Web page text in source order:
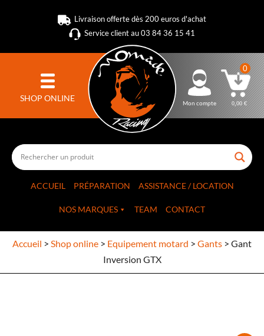
Livraison offerte dès 200 euros d'achat
Service client au 03 84 36 15 41
SHOP ONLINE Mon compte
0
0,00€
ACCUEIL PRÉPARATION ASSISTANCE / LOCATION
NOS MARQUES TEAM CONTACT
Accueil > Shop online > Equipement motard > Gants > Gant
Inversion GTX